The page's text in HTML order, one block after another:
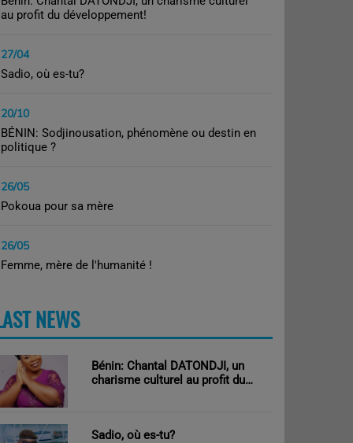
au profit du développement!
27/04
Sadio, où es-tu?
20/10
BÉNIN: Sodjinousation, phénomène ou destin en
politique ?
26/05
Pokoua pour sa mère
26/05
Femme, mère de l'humanité !
NEWS
Bénin: Chantal DATONDJI, un
charisme culturel au profit du
Sadio, où es-tu?